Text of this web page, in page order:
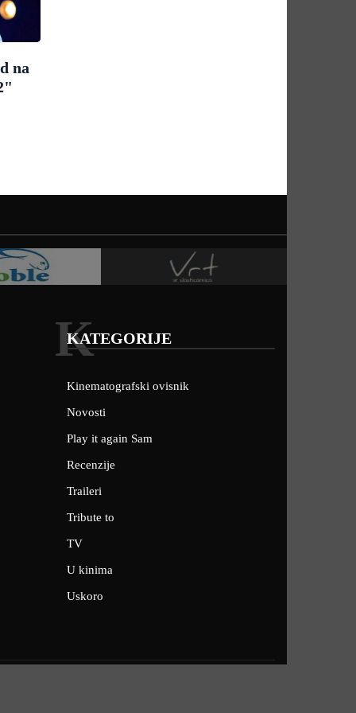
na
KATEGORIJE
K
Kinematografski ovisnik
Novosti
Play it again Sam
Recenzije
Traileri
Tribute to
TV
U kinima
Uskoro